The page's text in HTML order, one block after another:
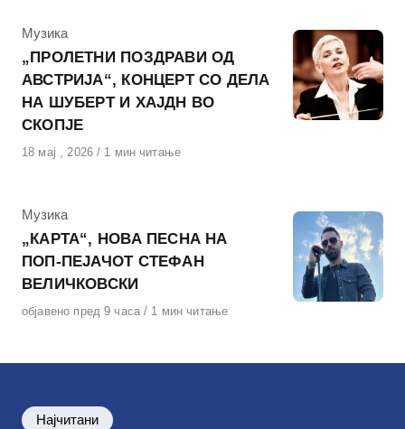
КАтегорија
Музика
„ПРОЛЕТНИ ПОЗДРАВИ ОД
АВСТРИЈА“, КОНЦЕРТ СО ДЕЛА
НА ШУБЕРТ И ХАЈДН ВО
СКОПЈЕ
Објавено
18 мај , 2026 1 мин читање
КАтегорија
Музика
„КАРТА“, НОВА ПЕСНА НА
ПОП-ПЕЈАЧОТ СТЕФАН
ВЕЛИЧКОВСКИ
Објавено
објавено пред 9 часа 1 мин читање
Најчитани